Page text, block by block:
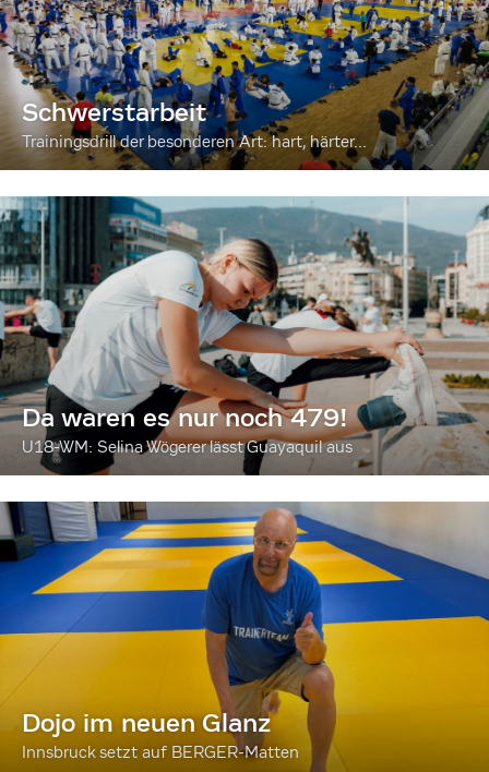
Schwerstarbeit
Trainingsdrill der besonderen Art: hart, härter...
Da waren es nur noch 479!
U18-WM: Selina Wögerer lässt Guayaquil aus
Dojo im neuen Glanz
Innsbruck setzt auf BERGER-Matten